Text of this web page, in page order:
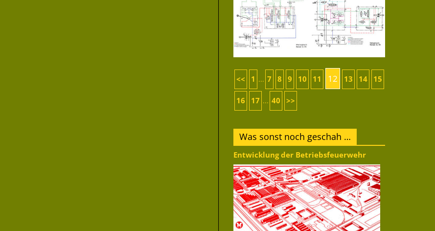
<< 1 ... 7 8 9 10 11 12 13 14 15
16 17 ... 40 >>
Was sonst noch geschah …
Entwicklung der Betriebsfeuerwehr